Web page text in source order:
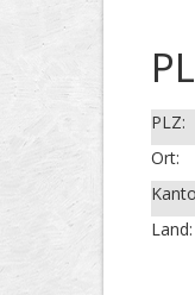
PLZ:
Ort:
Land: